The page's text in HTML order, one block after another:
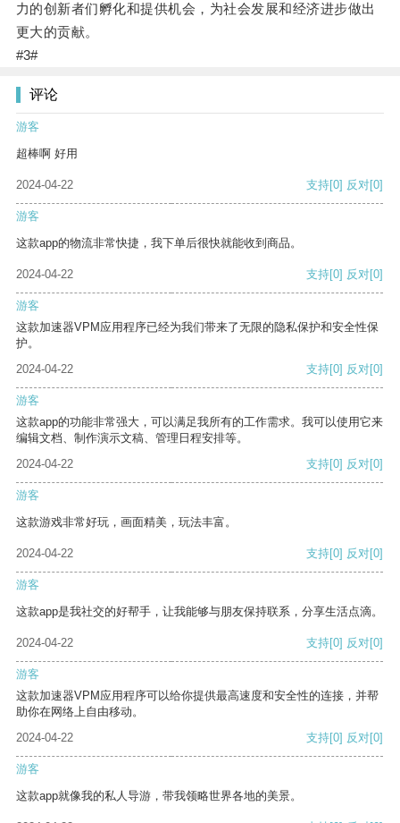
力的创新者们孵化和提供机会，为社会发展和经济进步做出
更大的贡献。
#3#
评论
游客
超棒啊 好用
2024-04-22 支持[0] 反对[0]
游客
这款app的物流非常快捷，我下单后很快就能收到商品。
2024-04-22 支持[0] 反对[0]
游客
这款加速器VPM应用程序已经为我们带来了无限的隐私保护和安全性保
护。
2024-04-22
支持[0] 反对[0]
游客
这款app的功能非常强大，可以满足我所有的工作需求。我可以使用它来
编辑文档、制作演示文稿、管理日程安排等。
2024-04-22
支持[0] 反对[0]
游客
这款游戏非常好玩，画面精美，玩法丰富。
2024-04-22 支持[0] 反对[0]
游客
这款app是我社交的好帮手，让我能够与朋友保持联系，分享生活点滴。
2024-04-22 支持[0] 反对[0]
游客
这款加速器VPM应用程序可以给你提供最高速度和安全性的连接，并帮
助你在网络上自由移动。
2024-04-22
支持[0] 反对[0]
游客
这款app就像我的私人导游，带我领略世界各地的美景。